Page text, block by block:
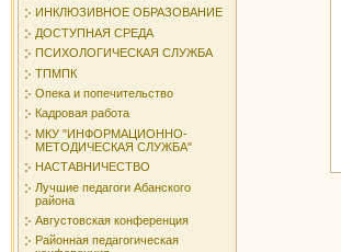
ИНКЛЮЗИВНОЕ ОБРАЗОВАНИЕ
ДОСТУПНАЯ СРЕДА
ПСИХОЛОГИЧЕСКАЯ СЛУЖБА
ТПМПК
Опека и попечительство
Кадровая работа
МКУ "ИНФОРМАЦИОННО-
МЕТОДИЧЕСКАЯ СЛУЖБА"
НАСТАВНИЧЕСТВО
Лучшие педагоги Абанского
района
Августовская конференция
Районная педагогическая